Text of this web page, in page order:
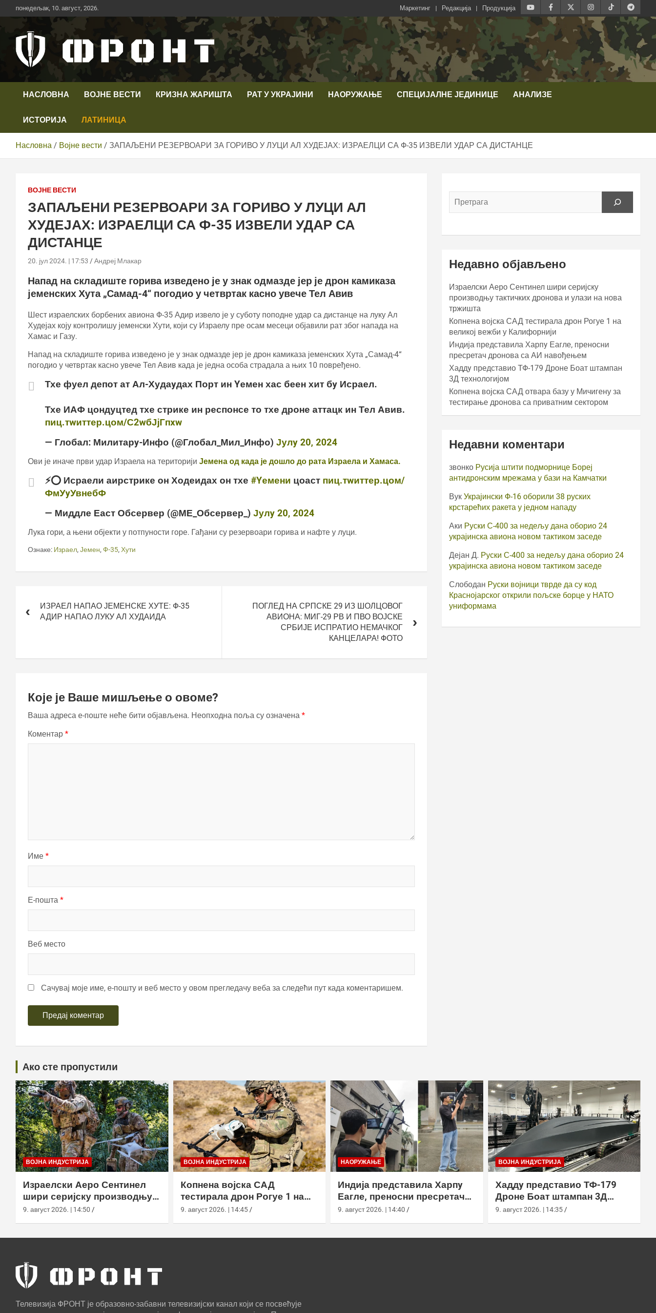
Скип
то
понедељак, 10. август, 2026. Маркетинг Редакција Продукција
Телевизија ФРОНТ
НАСЛОВНА ВОЈНЕ ВЕСТИ КРИЗНА ЖАРИШТА РАТ У УКРАЈИНИ НАОРУЖАЊЕ СПЕЦИЈАЛНЕ ЈЕДИНИЦЕ АНАЛИЗЕ
ИСТОРИЈА ЛАТИНИЦА
Насловна Војне вести ЗАПАЉЕНИ РЕЗЕРВОАРИ ЗА ГОРИВО У ЛУЦИ АЛ ХУДЕЈАХ: ИЗРАЕЛЦИ СА Ф-35 ИЗВЕЛИ УДАР СА ДИСТАНЦЕ
ВОЈНЕ ВЕСТИ
ЗАПАЉЕНИ РЕЗЕРВОАРИ ЗА ГОРИВО У ЛУЦИ АЛ
ХУДЕЈАХ: ИЗРАЕЛЦИ СА Ф-35 ИЗВЕЛИ УДАР СА
ДИСТАНЦЕ
20. јул 2024. | 17:53 Андреј Млакар
Напад на складиште горива изведено је у знак одмазде јер је дрон камиказа
јеменских Хута „Самад-4“ погодио у четвртак касно увече Тел Авив
Шест израелских борбених авиона Ф-35 Адир извело је у суботу поподне удар са дистанце на луку Ал
Худејах коју контролишу јеменски Хути, који су Израелу пре осам месеци објавили рат због напада на
Хамас и Газу.
Напад на складиште горива изведено је у знак одмазде јер је дрон камиказа јеменских Хута „Самад-4“
погодио у четвртак касно увече Тел Авив када је једна особа страдала а њих 10 повређено.
Тхе фуел депот ат Ал-Худаyдах Порт ин Yемен хас беен хит бy Исраел.
Тхе ИАФ цондуцтед тхе стрике ин респонсе то тхе дроне аттацк ин Тел Авив.
пиц.тwиттер.цом/С2wбЈјГпxw
— Глобал: Милитарy-Инфо (@Глобал_Мил_Инфо) Јулy 20, 2024
Ови је иначе први удар Израела на територији Јемена од када је дошло до рата Израела и Хамаса.
⚡️⭕️ Исраели аирстрике он Ходеидах он тхе #Yемени цоаст пиц.тwиттер.цом/
ФмУyУвнебФ
— Миддле Еаст Обсервер (@МЕ_Обсервер_) Јулy 20, 2024
Лука гори, а њени објекти у потпуности горе. Гађани су резервоари горива и нафте у луци.
Ознаке: Израел, Јемен, Ф-35, Хути
чланкаИЗРАЕЛ НАПАО ЈЕМЕНСКЕ ХУТЕ: Ф-35
АДИР НАПАО ЛУКУ АЛ ХУДАИДА
ПОГЛЕД НА СРПСКЕ 29 ИЗ ШОЛЦОВОГ
АВИОНА: МИГ-29 РВ И ПВО ВОЈСКЕ
СРБИЈЕ ИСПРАТИО НЕМАЧКОГ
КАНЦЕЛАРА! ФОТО
Које је Ваше мишљење о овоме?
Ваша адреса е-поште неће бити објављена. Неопходна поља су означена *
Коментар *
Име *
Е-пошта *
Веб место
Сачувај моје име, е-пошту и веб место у овом прегледачу веба за следећи пут када коментаришем.
Недавно објављено
Израелски Аеро Сентинел шири серијску
производњу тактичких дронова и улази на нова
тржишта
Копнена војска САД тестирала дрон Рогуе 1 на
великој вежби у Калифорнији
Индија представила Харпy Еагле, преносни
пресретач дронова са АИ навођењем
Хаддy представио ТФ-179 Дроне Боат штампан
3Д технологијом
Копнена војска САД отвара базу у Мичигену за
тестирање дронова са приватним сектором
Недавни коментари
звонко Русија штити подморнице Бореј
антидронским мрежама у бази на Камчатки
Вук Украјински Ф-16 оборили 38 руских
крстарећих ракета у једном нападу
Аки Руски С-400 за недељу дана оборио 24
украјинска авиона новом тактиком заседе
Дејан Д. Руски С-400 за недељу дана оборио 24
украјинска авиона новом тактиком заседе
Слободан Руски војници тврде да су код
Краснојарског открили пољске борце у НАТО
униформама
Ако сте пропустили
ВОЈНА ИНДУСТРИЈА
Израелски Аеро Сентинел
шири серијску производњу
тактичких дронова и улази
9. август 2026. | 14:50
ВОЈНА ИНДУСТРИЈА
Копнена војска САД
тестирала дрон Рогуе 1 на
великој вежби у
9. август 2026. | 14:45
НАОРУЖАЊЕ
Индија представила Харпy
Еагле, преносни пресретач
дронова са АИ навођењем
9. август 2026. | 14:40
ВОЈНА ИНДУСТРИЈА
Хаддy представио ТФ-179
Дроне Боат штампан 3Д
технологијом
9. август 2026. | 14:35
Телевизија ФРОНТ је образовно-забавни телевизијски канал који се посвећује